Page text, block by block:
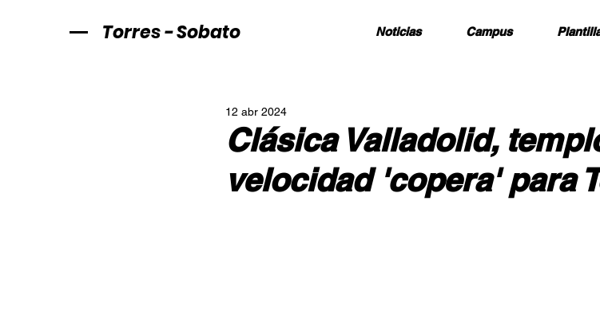
Torres - Sobato Noticias Campus
Clásica Valladolid,
velocidad 'copera' para
12 abr 2024